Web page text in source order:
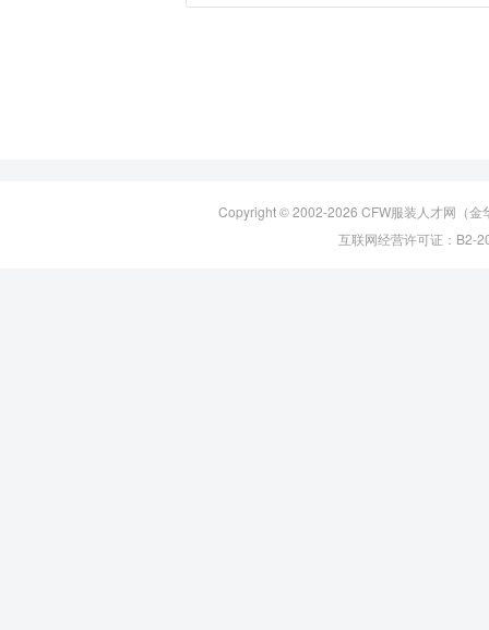
Copyright © 2002-2026 CFW服装人才网 （
互联网经营许可证：B2-